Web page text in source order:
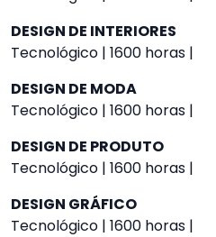
DESIGN DE INTERIORES
Tecnológico | 1600 horas |
DESIGN DE MODA
Tecnológico | 1600 horas |
DESIGN DE PRODUTO
Tecnológico | 1600 horas |
DESIGN GRÁFICO
Tecnológico | 1600 horas |